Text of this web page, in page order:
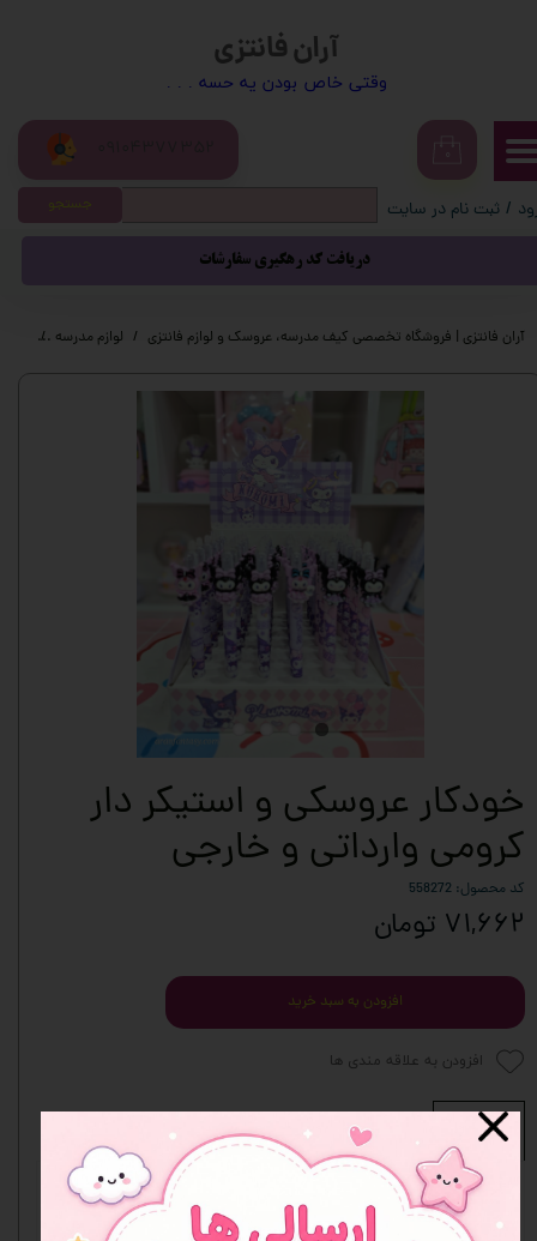
آران فانتزی
​​وقتی خاص بودن یه حسه . . .
/ ثبت نام در سایت
سفارشات
خروج از حساب کاربری
دریافت کد رهگیری سفارشات
جستجو
آران فانتزی | فروشگاه تخصصی کیف مدرسه، عروسک و لوازم فانتزی لوازم مدرسه
خودکار عروسکی و استیکر دار
کرومی وارداتی و خارجی
کد محصول: 558272
۷۱,۶۶۲ تومان
افزودن به سبد خرید
افزودن به علاقه مندی ها
نظرات